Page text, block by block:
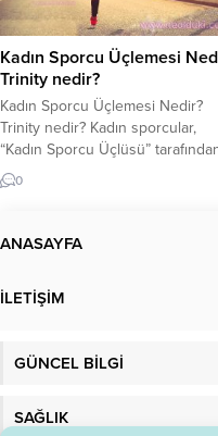
Kadın Sporcu Üçlemesi
Trinity nedir?
Kadın Sporcu Üçlemesi Nedir?
Trinity nedir? Kadın sporcular,
“Kadın Sporcu Üçlüsü”
rahatsız ediliyor. Kadın Sporcu
Üçlemesi nedir? Bayan sporcular,
okuyunuz. Kadın Sporcuların
edinmiştir. Spor daha profesyonel
daha fazla farkına...
0
ANASAYFA
İLETİŞİM
GÜNCEL BİLGİ
SAĞLIK